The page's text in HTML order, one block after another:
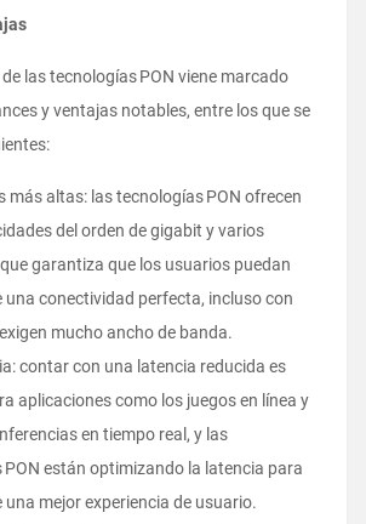
las tecnologías PON viene marcado
y ventajas notables, entre los que se
más altas: las tecnologías PON ofrecen
del orden de gigabit y varios
garantiza que los usuarios puedan
conectividad perfecta, incluso con
mucho ancho de banda.
contar con una latencia reducida es
aplicaciones como los juegos en línea y
en tiempo real, y las
PON están optimizando la latencia para
mejor experiencia de usuario.